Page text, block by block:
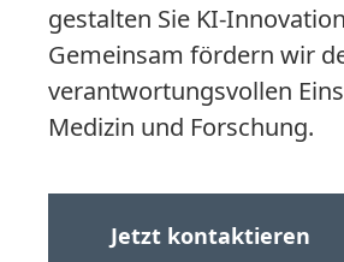
gestalten Sie KI-
Gemeinsam fördern wir
verantwortungsvollen
Medizin und Forschung.
Jetzt kontaktieren